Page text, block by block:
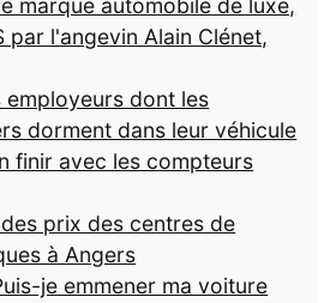
marque automobile de luxe,
par l'angevin Alain Clénet,
employeurs dont les
dorment dans leur véhicule
finir avec les compteurs
prix des centres de
à Angers
je emmener ma voiture